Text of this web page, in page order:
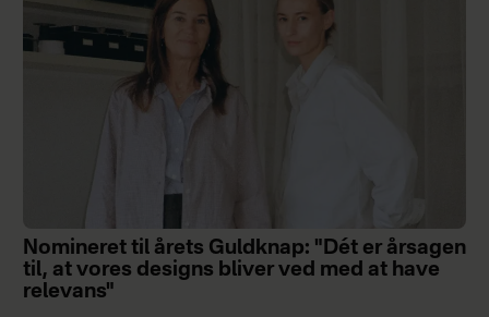
Nomineret til årets Guldknap: "Dét er årsagen
til, at vores designs bliver ved med at have
relevans"